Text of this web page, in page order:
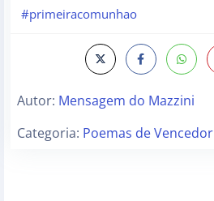
#primeiracomunhao
Autor: Mensagem do Mazzini
Categoria: Poemas de Vencedor